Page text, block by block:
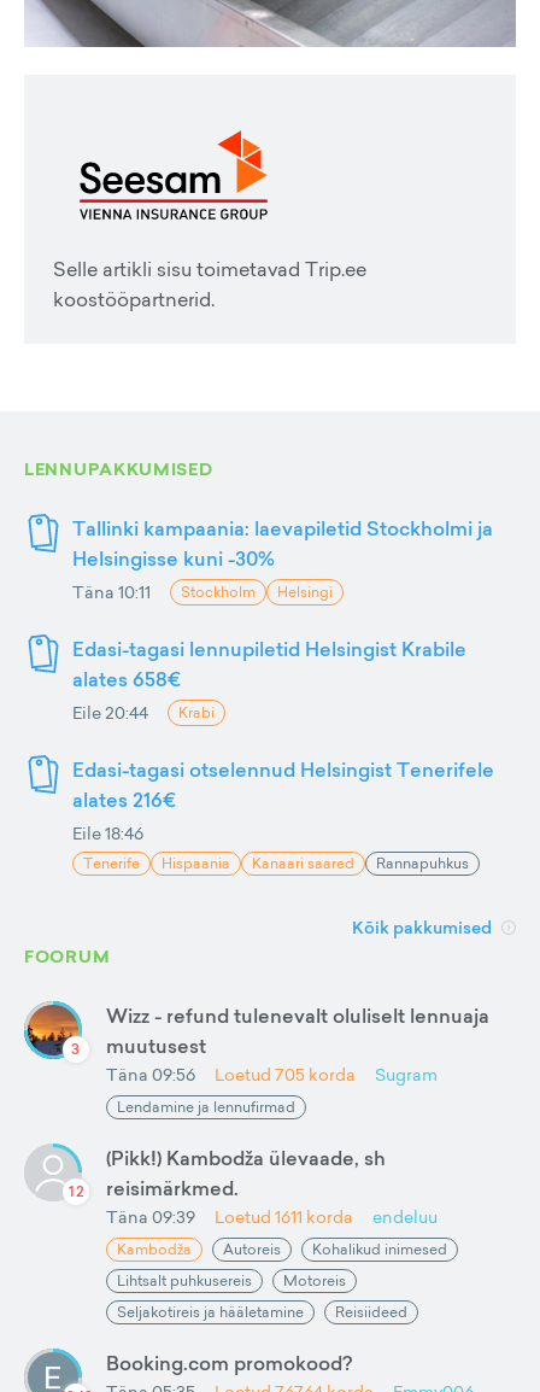
Selle artikli sisu toimetavad Trip.ee
koostööpartnerid.
LENNUPAKKUMISED
Tallinki kampaania: laevapiletid Stockholmi ja
Helsingisse kuni -30%
Täna 10:11 Stockholm Helsingi
Edasi-tagasi lennupiletid Helsingist Krabile
alates 658€
Eile 20:44 Krabi
Edasi-tagasi otselennud Helsingist Tenerifele
alates 216€
Eile 18:46
Tenerife Hispaania Kanaari saared Rannapuhkus
Kõik pakkumised
FOORUM
3
Wizz - refund tulenevalt oluliselt lennuaja
muutusest
Täna 09:56 Loetud 705 korda Sugram
Lendamine ja lennufirmad
12
(Pikk!) Kambodža ülevaade, sh
reisimärkmed.
Täna 09:39 Loetud 1611 korda endeluu
Kambodža Autoreis
Kohalikud inimesed
Lihtsalt puhkusereis
Motoreis
Seljakotireis ja hääletamine
Reisiideed
Booking.com promokood?